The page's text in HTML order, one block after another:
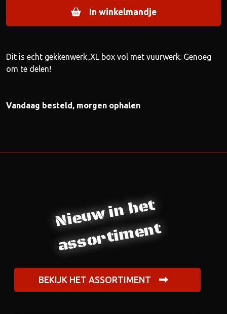
In winkelmandje
Dit is echt gekkenwerk..XL box vol met vuurwerk. Genoeg
om te delen!
Vandaag besteld, morgen ophalen
Nieuw in het
assortiment
BEKIJK HET ASSORTIMENT